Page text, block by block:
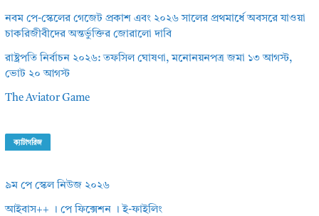
নবম পে-স্কেলের গেজেট প্রকাশ এবং ২০২৬ সালের প্রথমার্ধে অবসরে যাওয়া
চাকরিজীবীদের অন্তর্ভুক্তির জোরালো দাবি
রাষ্ট্রপতি নির্বাচন ২০২৬: তফসিল ঘোষণা, মনোনয়নপত্র জমা ১৩ আগস্ট,
ভোট ২০ আগস্ট
The Aviator Game
ক্যাটাগরিজ
৯ম পে স্কেল নিউজ ২০২৬
আইবাস++ । পে ফিক্সেশন । ই-ফাইলিং